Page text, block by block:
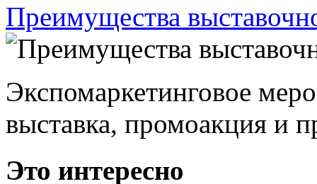
Преимущества
Экспомаркетинговое
выставка, промоакция и
Это интересно